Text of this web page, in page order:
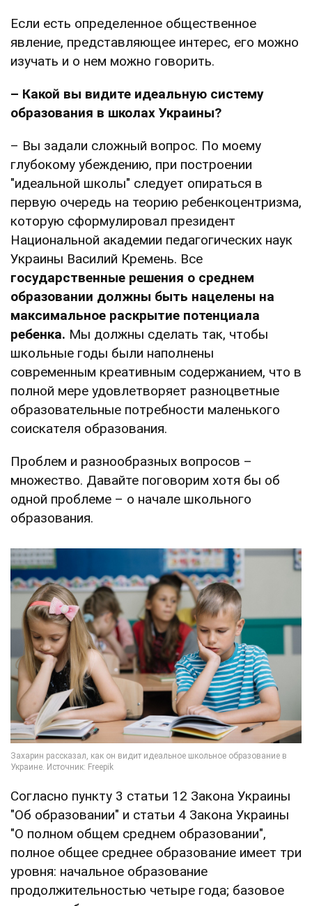
Если есть определенное общественное
явление, представляющее интерес, его можно
изучать и о нем можно говорить.
– Какой вы видите идеальную систему
образования в школах Украины?
– Вы задали сложный вопрос. По моему
глубокому убеждению, при построении
"идеальной школы" следует опираться в
первую очередь на теорию ребенкоцентризма,
которую сформулировал президент
Национальной академии педагогических наук
Украины Василий Кремень. Все
государственные решения о среднем
образовании должны быть нацелены на
максимальное раскрытие потенциала
ребенка. Мы должны сделать так, чтобы
школьные годы были наполнены
современным креативным содержанием, что в
полной мере удовлетворяет разноцветные
образовательные потребности маленького
соискателя образования.
Проблем и разнообразных вопросов –
множество. Давайте поговорим хотя бы об
одной проблеме – о начале школьного
образования.
Согласно пункту 3 статьи 12 Закона Украины
"Об образовании" и статьи 4 Закона Украины
"О полном общем среднем образовании",
полное общее среднее образование имеет три
уровня: начальное образование
продолжительностью четыре года; базовое